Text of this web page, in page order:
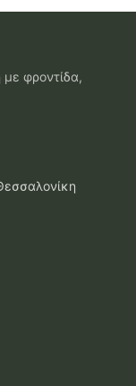
με φροντίδα,